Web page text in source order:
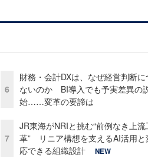
6
財務・会計DXは、なぜ経営判断に
ないのか BI導入でも予実差異の
始……変革の要諦は
7
JR東海がNRIと挑む“前例なき上
革” リニア構想を支えるAI活用と
応できる組織設計
NEW